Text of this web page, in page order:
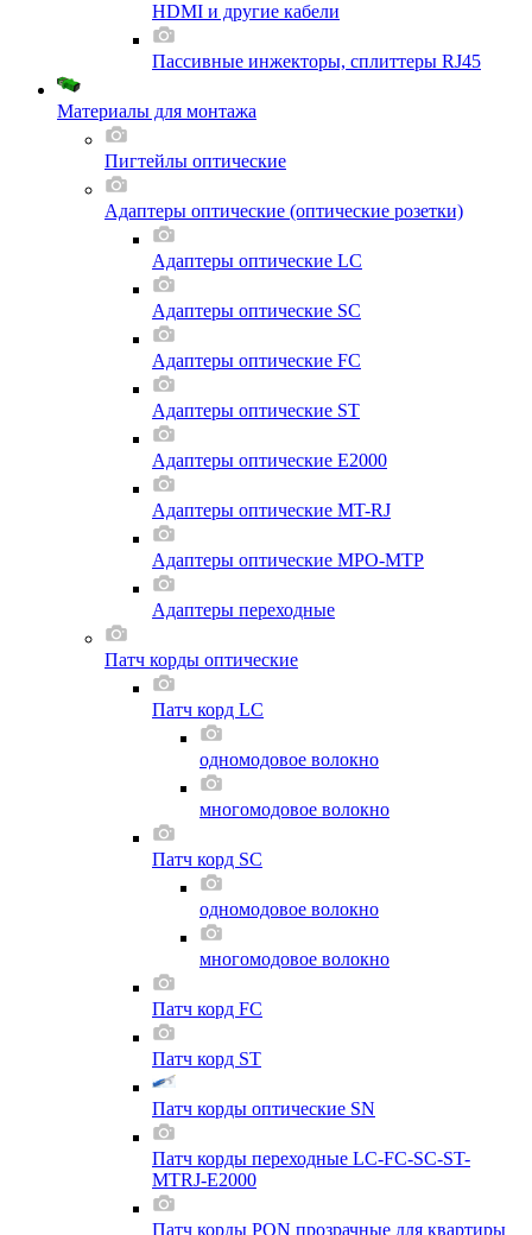
HDMI и другие кабели
Пассивные инжекторы, сплиттеры RJ45
Материалы для монтажа
Пигтейлы оптические
Адаптеры оптические (оптические розетки)
Адаптеры оптические LC
Адаптеры оптические SC
Адаптеры оптические FC
Адаптеры оптические ST
Адаптеры оптические E2000
Адаптеры оптические MT-RJ
Адаптеры оптические MPO-MTP
Адаптеры переходные
Патч корды оптические
Патч корд LC
одномодовое волокно
многомодовое волокно
Патч корд SC
одномодовое волокно
многомодовое волокно
Патч корд FC
Патч корд ST
Патч корды оптические SN
Патч корды переходные LC-FC-SC-ST-
MTRJ-E2000
Патч корды PON прозрачные для квартиры